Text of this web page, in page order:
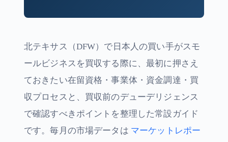
北テキサス（DFW）で日本人の買い手がスモ
ールビジネスを買収する際に、最初に押さえ
ておきたい在留資格・事業体・資金調達・買
収プロセスと、買収前のデューデリジェンス
で確認すべきポイントを整理した常設ガイド
です。毎月の市場データは マーケットレポー